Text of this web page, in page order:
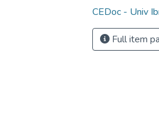
CEDoc - Univ
Full item